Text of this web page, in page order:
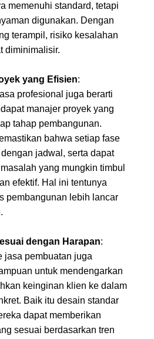
memenuhi standard, tetapi
digunakan. Dengan
terampil, risiko kesalahan
diminimalisir.
yang Efisien:
profesional juga berarti
manajer proyek yang
tahap pembangunan.
bahwa setiap fase
jadwal, serta dapat
yang mungkin timbul
efektif. Hal ini tentunya
pembangunan lebih lancar
dengan Harapan:
jasa pembuatan juga
untuk mendengarkan
keinginan klien ke dalam
Baik itu desain standar
dapat memberikan
sesuai berdasarkan tren